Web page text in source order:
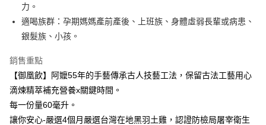
１．於結帳方式選擇「AFTEE先享後付」後，將跳轉至「AFTEE先享後付」
結帳頁面，進行簡訊認證並確認金額後，即可完成結帳。
２．訂單成立數日內，您將收到繳費通知簡訊。
３．收到繳費通知簡訊後14天內，點擊此簡訊中的連結，可透過四大超商／
※ 請注意：結帳手續完成當下不需立刻繳費，但若您需要取消訂單，請聯絡
後付繳納相關費用。
※ 交易是否成功請以「AFTEE先享後付 」之結帳頁面顯示為準，若有關於
是否繳費成功／繳費後需取消欲退款等相關疑問，請聯繫「AFTEE先享後付
客戶支援中心」 https://netprotections.freshdesk.com/support/home
每筆NT$200，滿NT$2,000(含以上)免運費
力。
適喝族群：孕期媽媽產前產後、上班族、身體虛弱長輩或病患、
銀髮族、小孩。
銷售重點
【御凰飲】阿嬤55年的手藝傳承古人技藝工法，保留古法工藝用心
滴煉精萃補充營養x關鍵時間。
每一份量60毫升。
讓你安心-嚴選4個月嚴選台灣在地黑羽土雞，認證防檢局屠宰衛生